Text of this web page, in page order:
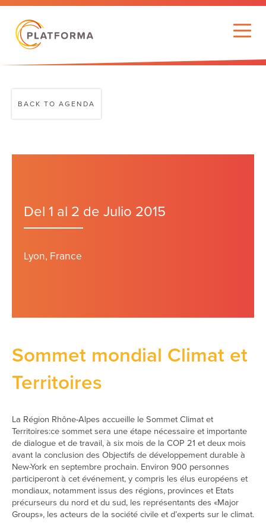
BACK TO AGENDA
Del 1 al 2 de Julio 2015
Lyon, France
Sommet mondial Climat et
Territoires
La Région Rhône-Alpes accueille le Sommet Climat et
Territoires:ce sommet sera une étape nécessaire et importante
de dialogue et de travail, à six mois de la COP 21 et deux mois
avant la conclusion des Objectifs de développement durable à
New-York en septembre prochain. Environ 900 personnes
participeront à cet événement, y compris les élus européens et
mondiaux, notamment issus des régions, provinces et Etats
précurseurs du nord et du sud, les représentants des «Major
Groups», les acteurs de la société civile et d’experts sur le climat.